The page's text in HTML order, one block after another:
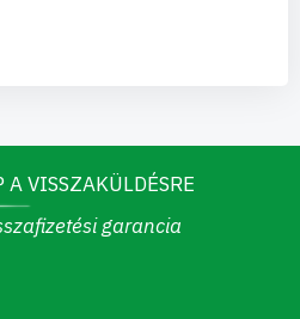
A VISSZAKÜLDÉSRE
garancia